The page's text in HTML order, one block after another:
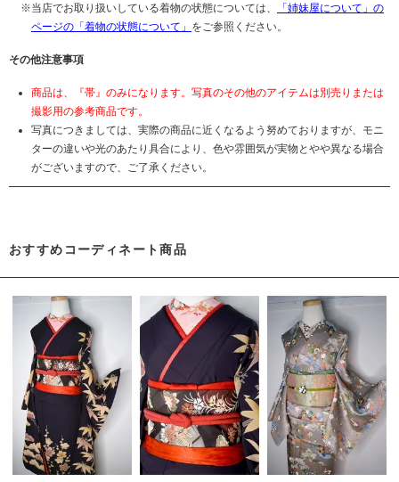
当店でお取り扱いしている着物の状態については、
「姉妹屋について」の
ページの「着物の状態について」 をご参照ください。
その他注意事項
商品は、『帯』のみになります。写真のその他のアイテムは別売りまたは
撮影用の参考商品です。
写真につきましては、実際の商品に近くなるよう努めておりますが、モニ
ターの違いや光のあたり具合により、色や雰囲気が実物とやや異なる場合
がございますので、ご了承ください。
おすすめコーディネート商品